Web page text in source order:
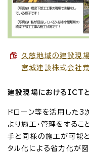
久慈地域の建設現場
宮城建設株式会社
建設現場におけるICT
ドローン等を活用した3
より施工・管理をする
手と同様の施工が可能
タル化による省力化が